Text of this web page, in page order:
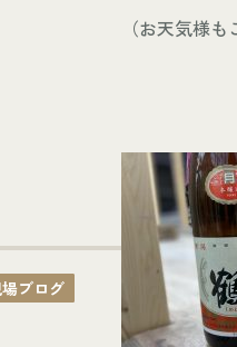
ブログ
（お天気様